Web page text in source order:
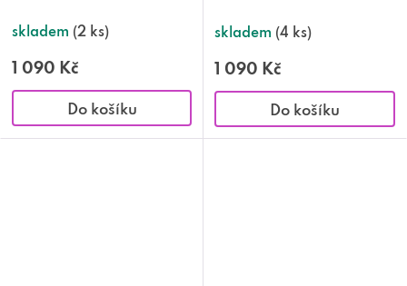
skladem (2 ks)
1 090 Kč
Do košíku
skladem (4 ks)
1 090 Kč
Do košíku